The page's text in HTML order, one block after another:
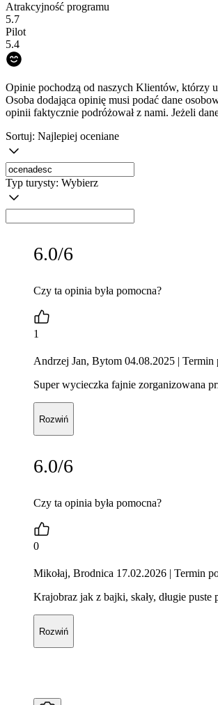
Atrakcyjność programu
5.7
Pilot
5.4
Opinie pochodzą od naszych Klientów, którzy
Osoba dodająca opinię musi podać dane
opinii faktycznie podróżował z nami. Jeżeli
Sortuj: Najlepiej oceniane
Typ turysty: Wybierz
6.0/6
Czy ta opinia była pomocna?
1
Andrzej Jan, Bytom 04.08.2025 | Termin
Super wycieczka fajnie zorganizowana
Rozwiń
6.0/6
Czy ta opinia była pomocna?
0
Mikołaj, Brodnica 17.02.2026 | Termin
Krajobraz jak z bajki, skały, długie
Rozwiń